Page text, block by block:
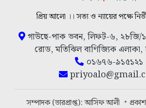
প্রিয় আলো ।। সত্য ও ন্যায়ের পক্ষে
গাউছে-পাক ভবন, লিফট-৬, ২৮জি/১,
রোড, মতিঝিল বাণিজ্যিক
০১৬৭৬-৯১৫১২১
সম্পাদক (ভারপ্রাপ্ত): আসিফ আলী